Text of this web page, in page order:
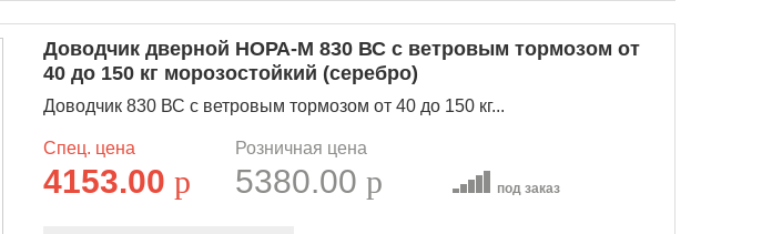
Доводчик дверной НОРА-М 830 ВС с ветровым тормозом от
40 до 150 кг морозостойкий (серебро)
Доводчик 830 ВС с ветровым тормозом от 40 до 150 кг...
Спец. цена
4153.00p
Розничная цена
5380.00p под заказ